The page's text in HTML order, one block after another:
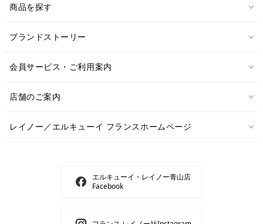
商品を探す
ブランドストーリー
会員サービス・ご利用案内
店舗のご案内
レイノー／エルキューイ フランスホームページ
エルキューイ・レイノー青山店
Facebook